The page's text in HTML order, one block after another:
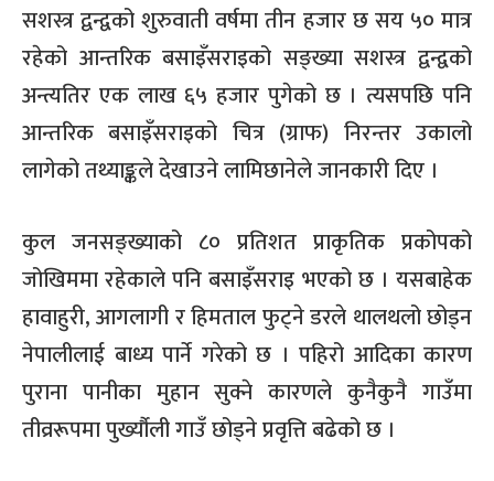
सशस्त्र द्वन्द्वको शुरुवाती वर्षमा तीन हजार छ सय ५० मात्र
रहेको आन्तरिक बसाइँसराइको सङ्ख्या सशस्त्र द्वन्द्वको
अन्त्यतिर एक लाख ६५ हजार पुगेको छ । त्यसपछि पनि
आन्तरिक बसाइँसराइको चित्र (ग्राफ) निरन्तर उकालो
लागेको तथ्याङ्कले देखाउने लामिछानेले जानकारी दिए ।
कुल जनसङ्ख्याको ८० प्रतिशत प्राकृतिक प्रकोपको
जोखिममा रहेकाले पनि बसाइँसराइ भएको छ । यसबाहेक
हावाहुरी, आगलागी र हिमताल फुट्ने डरले थालथलो छोड्न
नेपालीलाई बाध्य पार्ने गरेको छ । पहिरो आदिका कारण
पुराना पानीका मुहान सुक्ने कारणले कुनैकुनै गाउँमा
तीव्ररूपमा पुर्ख्यौली गाउँ छोड्ने प्रवृत्ति बढेको छ ।